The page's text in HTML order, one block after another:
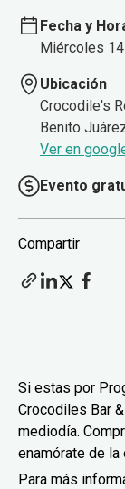
Fecha y
Miércoles 14
Ubicación
Crocodile's
Benito
Ver en
Evento
Compartir
Si estas por
Crocodiles Bar
mediodía.
enamórate de la
Para más